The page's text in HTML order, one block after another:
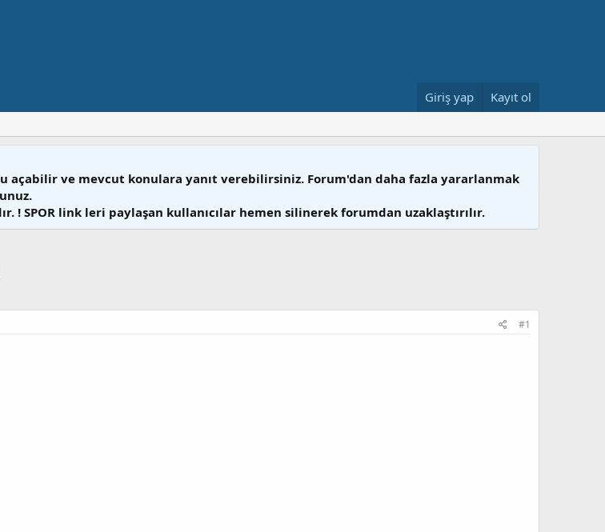
Giriş yap Kayıt ol
açabilir ve mevcut konulara yanıt verebilirsiniz. Forum'dan daha fazla yararlanmak
! SPOR link leri paylaşan kullanıcılar hemen silinerek forumdan uzaklaştırılır.
#1